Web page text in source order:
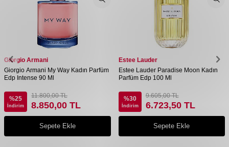
Giorgio Armani
Giorgio Armani My Way Kadın Parfüm
Edp Intense 90 Ml
%25
İndirim
11.800,00TL
8.850,00 TL
Sepete Ekle
Estee Lauder
Estee Lauder Paradise Moon Kadın
Parfüm Edp 100 Ml
%30
İndirim
9.605,00TL
6.723,50TL
Sepete Ekle